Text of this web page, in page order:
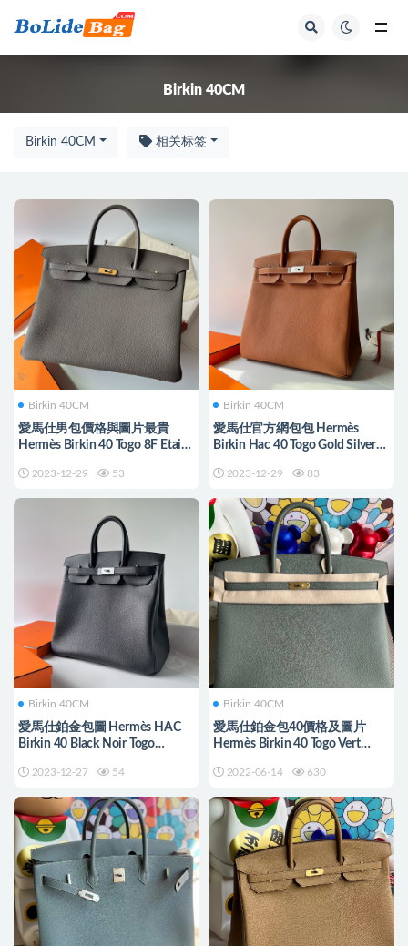
Birkin 40CM
Birkin 40CM 相关标签
Birkin 40CM
愛馬仕男包價格與圖片最貴
Hermès Birkin 40 Togo 8F Etain
2023-12-29 53
Birkin 40CM
愛馬仕官方網包包 Hermès
Birkin Hac 40 Togo Gold Silver
2023-12-29 83
Birkin 40CM
愛馬仕鉑金包圖 Hermès HAC
Birkin 40 Black Noir Togo
2023-12-27 54
Birkin 40CM
愛馬仕鉑金包40價格及圖片
Hermès Birkin 40 Togo Vert
2022-06-14 630